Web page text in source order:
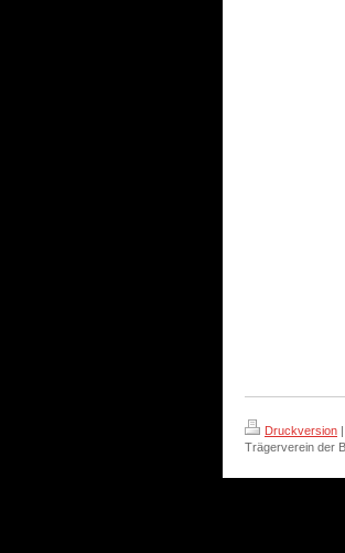
Druckversion |
Trägerverein der